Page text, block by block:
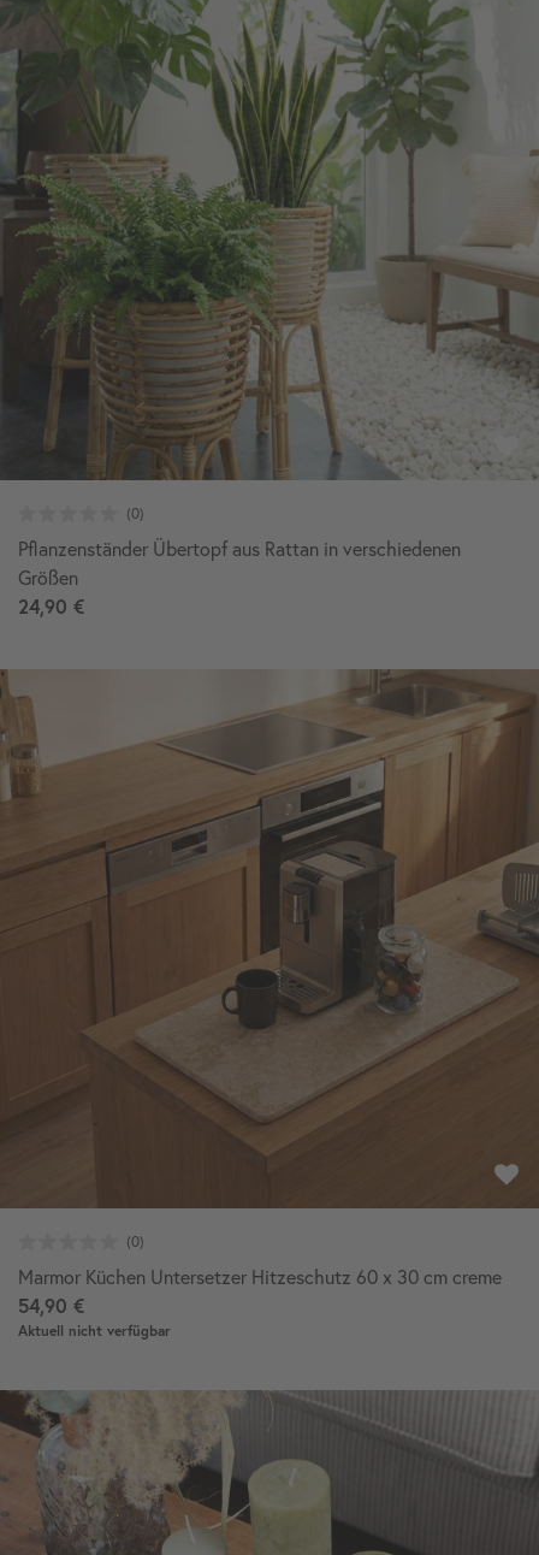
Pflanzenständer Übertopf aus Rattan in verschiedenen
Größen
24,90 €
Marmor Küchen Untersetzer Hitzeschutz 60 x 30 cm creme
54,90 €
Aktuell nicht verfügbar